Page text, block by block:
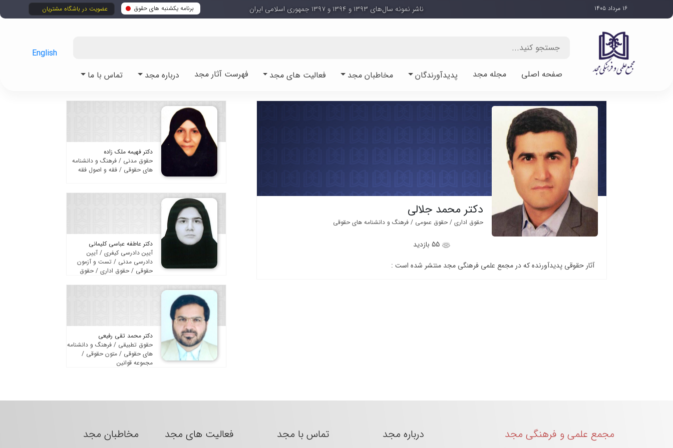
برنامه یکشنبه های حقوق عضویت در باشگاه مشتریان ۱۶ مرداد ۱۴۰۵ ناشر نمونه سال‌های ۱۳۹۳ و ۱۳۹۴ و ۱۳۹۷ جمهوری اسلامی ایران
صفحه اصلی مجله مجد پدیدآورندگان مخاطبان مجد فعالیت های مجد فهرست آثار مجد درباره مجد تماس با ما
English
دکتر محمد جلالی
حقوق اداری / حقوق عمومی / فرهنگ و دانشنامه های حقوقی
55 بازدید
آثار حقوقی پدیدآورنده که در مجمع علمی فرهنگی مجد منتشر شده است :
دکتر فهیمه ملک زاده
حقوق مدنی / فرهنگ و دانشنامه
های حقوقی / فقه و اصول فقه
دکتر عاطفه عباسی کلیمانی
آیین دادرسی کیفری / آیین
دادرسی مدنی / تست و آزمون
حقوقی / حقوق اداری / حقوق
دکتر محمد تقی رفیعی
حقوق تطبیقی / فرهنگ و دانشنامه
های حقوقی / متون حقوقی /
مجموعه قوانین
مجمع علمی و فرهنگی مجد درباره مجد تماس با مجد فعالیت های مجد مخاطبان مجد